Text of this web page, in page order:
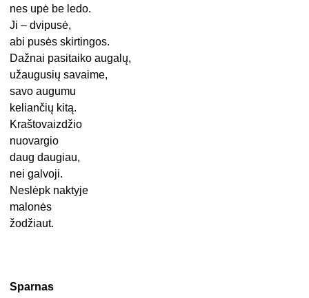
nes upė be ledo.
Ji – dvipusė,
abi pusės skirtingos.
Dažnai pasitaiko augalų,
užaugusių savaime,
savo augumu
keliančių kitą.
Kraštovaizdžio
nuovargio
daug daugiau,
nei galvoji.
Neslėpk naktyje
malonės
žodžiaut.
Sparnas